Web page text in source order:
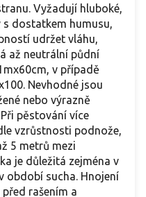
Vyžadují hluboké,
dostatkem humusu,
udržet vláhu,
až neutrální půdní
v případě
Nevhodné jsou
nebo výrazně
pěstování více
vzrůstnosti podnože,
5 metrů mezi
je důležitá zejména v
období sucha. Hnojení
rašením a